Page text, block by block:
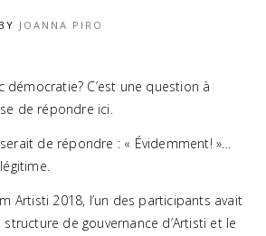
BY JOANNA PIRO
démocratie? C’est une question à
de répondre ici.
de répondre : « Évidemment! »…
Artisti 2018, l’un des participants avait
de gouvernance d’Artisti et le